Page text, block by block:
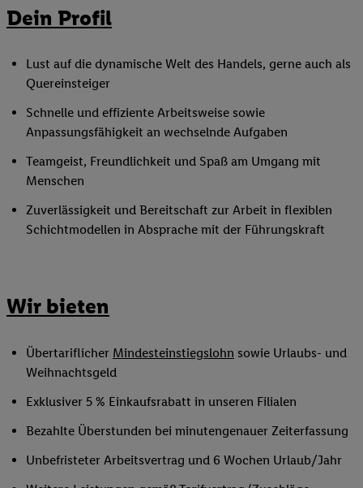
Dein Profil
Lust auf die dynamische Welt des Handels, gerne auch als
Quereinsteiger
Schnelle und effiziente Arbeitsweise sowie
Anpassungsfähigkeit an wechselnde Aufgaben
Teamgeist, Freundlichkeit und Spaß am Umgang mit
Menschen
Zuverlässigkeit und Bereitschaft zur Arbeit in flexiblen
Schichtmodellen in Absprache mit der Führungskraft
Wir bieten
Übertariflicher Mindesteinstiegslohn sowie Urlaubs- und
Weihnachtsgeld
Exklusiver 5 % Einkaufsrabatt in unseren Filialen
Bezahlte Überstunden bei minutengenauer Zeiterfassung
Unbefristeter Arbeitsvertrag und 6 Wochen Urlaub/Jahr